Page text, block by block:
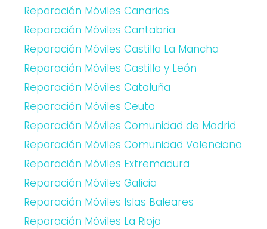
Reparación Móviles Canarias
Reparación Móviles Cantabria
Reparación Móviles Castilla La Mancha
Reparación Móviles Castilla y León
Reparación Móviles Cataluña
Reparación Móviles Ceuta
Reparación Móviles Comunidad de Madrid
Reparación Móviles Comunidad Valenciana
Reparación Móviles Extremadura
Reparación Móviles Galicia
Reparación Móviles Islas Baleares
Reparación Móviles La Rioja